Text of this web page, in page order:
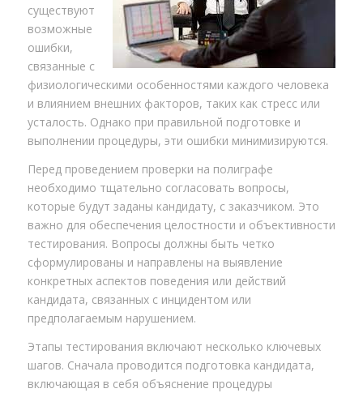
существуют
возможные
ошибки,
связанные с
физиологическими особенностями каждого человека
и влиянием внешних факторов, таких как стресс или
усталость. Однако при правильной подготовке и
выполнении процедуры, эти ошибки минимизируются.
Перед проведением проверки на полиграфе
необходимо тщательно согласовать вопросы,
которые будут заданы кандидату, с заказчиком. Это
важно для обеспечения целостности и объективности
тестирования. Вопросы должны быть четко
сформулированы и направлены на выявление
конкретных аспектов поведения или действий
кандидата, связанных с инцидентом или
предполагаемым нарушением.
Этапы тестирования включают несколько ключевых
шагов. Сначала проводится подготовка кандидата,
включающая в себя объяснение процедуры